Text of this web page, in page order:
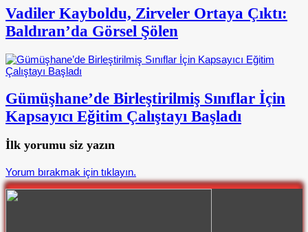
Vadiler Kayboldu, Zirveler Ortaya Çıktı:
Baldıran’da Görsel Şölen
Gümüşhane’de Birleştirilmiş Sınıflar İçin
Kapsayıcı Eğitim Çalıştayı Başladı
İlk yorumu siz yazın
Yorum bırakmak için tıklayın.